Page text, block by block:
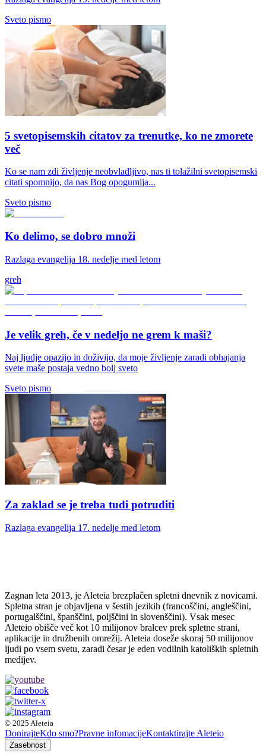
Sveto pismo
5 svetopisemskih citatov za trenutke, ko ne zmorete
več
Ko se nam zdi življenje neobvladljivo, nas ti tolažilni svetopisemski
citati spomnijo, da nas Bog opogumlja...
Sveto pismo
Ko delimo, se dobro množi
Razlaga evangelija 18. nedelje med letom
greh
Je velik greh, če v nedeljo ne grem k maši?
Naj ljudje opazijo in doživijo, da moje življenje zaradi obhajanja
svete maše postaja vedno bolj sveto
Sveto pismo
Za zaklad se je treba tudi potruditi
Razlaga evangelija 17. nedelje med letom
Zagnan leta 2013, je Aleteia brezplačen spletni dnevnik z novicami.
Spletna stran je objavljena v šestih jezikih (francoščini, angleščini,
portugalščini, španščini, poljščini in slovenščini). Vsak mesec
Aleteio obišče več kot 10 milijonov bralcev prek spletne strani,
aplikacije in družbenih omrežij. Aleteia doseže skoraj 50 milijonov
ljudi po vsem svetu, zaradi česar je eden vodilnih katoliških spletnih
medijev.
© 2025 Aleteia
DonirajteKdo smo?Pravne infomacijeKontaktirajte Aleteio
Zasebnost